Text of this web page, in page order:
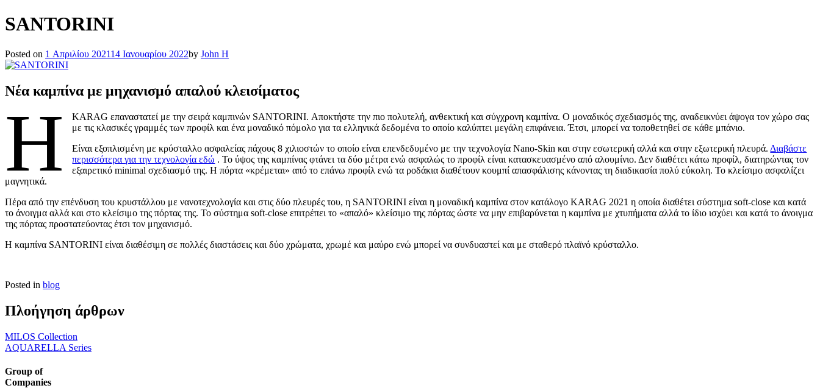
SANTORINI
Posted on 1 Απριλίου 202114 Ιανουαρίου 2022by John H
Νέα καμπίναμε μηχανισμό απαλού κλεισίματος
Η
KARAG επαναστατεί με την σειρά καμπινών SANTORINI. Αποκτήστε την πιο πολυτελή, ανθεκτική και σύγχρονη καμπίνα. Ο μοναδικός σχεδιασμός της, αναδεικνύει άψογα τον χώρο σας
με τις κλασικές γραμμές των προφίλ και ένα μοναδικό πόμολο για τα ελληνικά δεδομένα το οποίο καλύπτει μεγάλη επιφάνεια. Έτσι, μπορεί να τοποθετηθεί σε κάθε μπάνιο.
Είναι εξοπλισμένη με κρύσταλλο ασφαλείας πάχους 8 χιλιοστών το οποίο είναι επενδεδυμένο με την τεχνολογία Nano-Skin και στην εσωτερική αλλά και στην εξωτερική πλευρά. Διαβάστε
περισσότερα για την τεχνολογία εδώ . Το ύψος της καμπίνας φτάνει τα δύο μέτρα ενώ ασφαλώς το προφίλ είναι κατασκευασμένο από αλουμίνιο. Δεν διαθέτει κάτω προφίλ, διατηρώντας τον
εξαιρετικό minimal σχεδιασμό της. Η πόρτα «κρέμεται» από το επάνω προφίλ ενώ τα ροδάκια διαθέτουν κουμπί απασφάλισης κάνοντας τη διαδικασία πολύ εύκολη. Το κλείσιμο ασφαλίζει
μαγνητικά.
Πέρα από την επένδυση του κρυστάλλου με νανοτεχνολογία και στις δύο πλευρές του, η SANTORINI είναι η μοναδική καμπίνα στον κατάλογο KARAG 2021 η οποία διαθέτει σύστημα soft-close και κατά
το άνοιγμα αλλά και στο κλείσιμο της πόρτας της. Το σύστημα soft-close επιτρέπει το «απαλό» κλείσιμο της πόρτας ώστε να μην επιβαρύνεται η καμπίνα με χτυπήματα αλλά το ίδιο ισχύει και κατά το άνοιγμα
της πόρτας προστατεύοντας έτσι τον μηχανισμό.
Η καμπίνα SANTORINI είναι διαθέσιμη σε πολλές διαστάσεις και δύο χρώματα, χρωμέ και μαύρο ενώ μπορεί να συνδυαστεί και με σταθερό πλαϊνό κρύσταλλο.
Posted in blog
Πλοήγηση άρθρων
MILOS Collection
AQUARELLA Series
Group of
Companies